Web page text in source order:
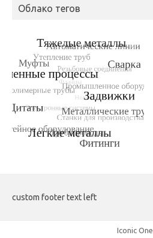
Облако тегов
custom footer text left
Iconic One